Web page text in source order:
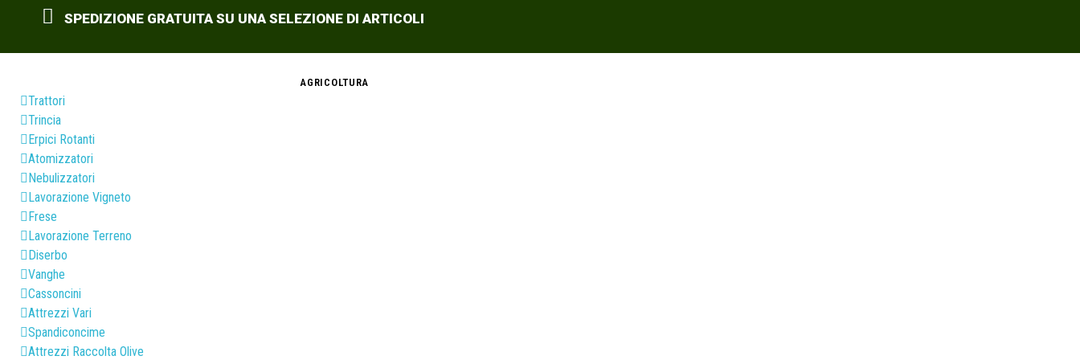
SPEDIZIONE GRATUITA SU UNA SELEZIONE DI ARTICOLI
AGRICOLTURA
Trattori
Trincia
Erpici Rotanti
Atomizzatori
Nebulizzatori
Lavorazione Vigneto
Frese
Lavorazione Terreno
Diserbo
Vanghe
Cassoncini
Attrezzi Vari
Spandiconcime
Attrezzi Raccolta Olive